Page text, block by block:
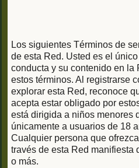
Los siguientes Términos de
de esta Red. Usted es el
conducta y su contenido en la
estos términos. Al registrarse
explorar esta Red, reconoce
acepta estar obligado por
está dirigida a niños menores
únicamente a usuarios de 18
Cualquier persona que
través de esta Red manifiesta
o más.